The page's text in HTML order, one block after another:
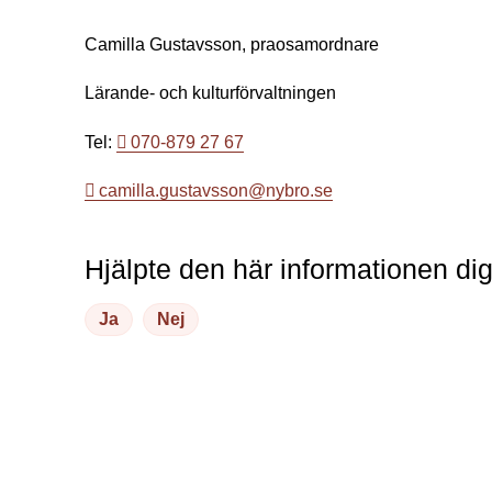
Camilla Gustavsson, praosamordnare
Lärande- och kulturförvaltningen
Tel: 070-879 27 67
camilla.gustavsson@nybro.se
Hjälpte den här informationen
Ja Nej